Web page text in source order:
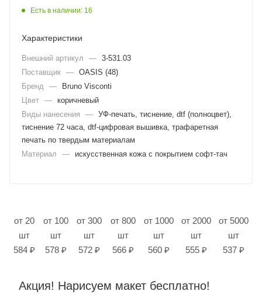
Есть в наличии: 16
Характеристики
Внешний артикул — 3-531.03
Поставщик — OASIS (48)
Бренд
—
Bruno Visconti
Цвет — коричневый
Виды нанесения
— УФ-печать, тиснение, dtf (полноцвет),
тиснение 72 часа, dtf-цифровая вышивка, трафаретная
печать по твердым материалам
Материал
— искусственная кожа с покрытием софт-тач
от 20
шт
584 ₽
от 100
шт
578 ₽
от 300
шт
572 ₽
от 800
шт
566 ₽
от 1000
шт
560 ₽
от 2000
шт
555 ₽
от 5000
шт
537 ₽
Акция! Нарисуем макет бесплатно!